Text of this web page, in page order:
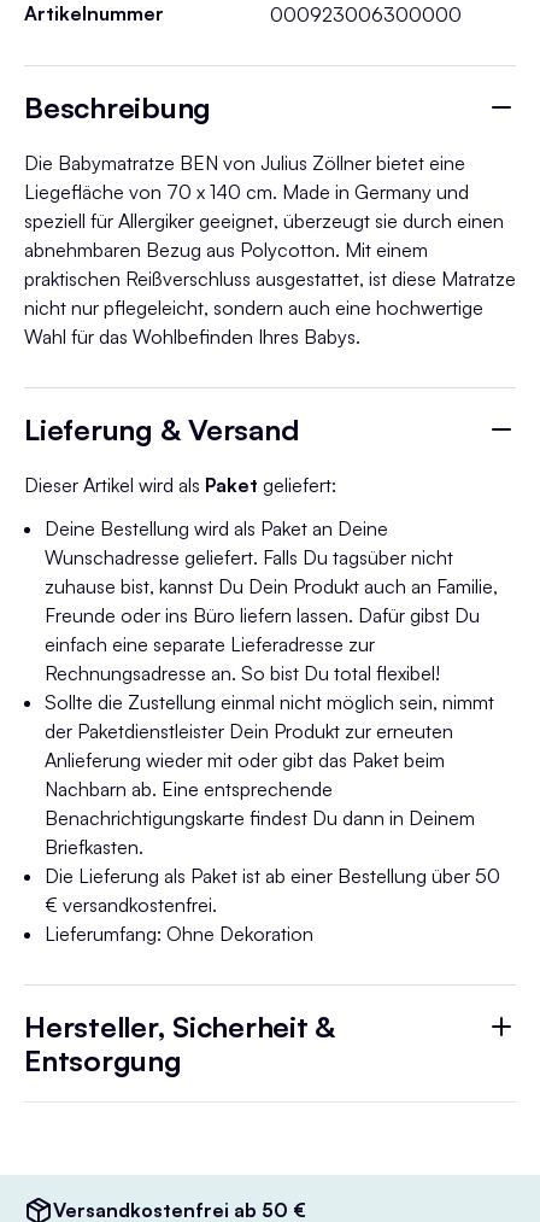
Artikelnummer
000923006300000
Beschreibung
Die Babymatratze BEN von Julius Zöllner bietet eine
Liegefläche von 70 x 140 cm. Made in Germany und
speziell für Allergiker geeignet, überzeugt sie durch einen
abnehmbaren Bezug aus Polycotton. Mit einem
praktischen Reißverschluss ausgestattet, ist diese Matratze
nicht nur pflegeleicht, sondern auch eine hochwertige
Wahl für das Wohlbefinden Ihres Babys.
Lieferung & Versand
Dieser Artikel wird als Paket geliefert:
Deine Bestellung wird als Paket an Deine
Wunschadresse geliefert. Falls Du tagsüber nicht
zuhause bist, kannst Du Dein Produkt auch an Familie,
Freunde oder ins Büro liefern lassen. Dafür gibst Du
einfach eine separate Lieferadresse zur
Rechnungsadresse an. So bist Du total flexibel!
Sollte die Zustellung einmal nicht möglich sein, nimmt
der Paketdienstleister Dein Produkt zur erneuten
Anlieferung wieder mit oder gibt das Paket beim
Nachbarn ab. Eine entsprechende
Benachrichtigungskarte findest Du dann in Deinem
Briefkasten.
Die Lieferung als Paket ist ab einer Bestellung über 50
€ versandkostenfrei.
Lieferumfang: Ohne Dekoration
Hersteller, Sicherheit &
Entsorgung
Versandkostenfrei ab 50 €